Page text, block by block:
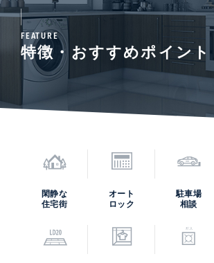
FEATURE
特徴・おすすめポイント
閑静な
住宅街
オート
ロック
駐車場
相談